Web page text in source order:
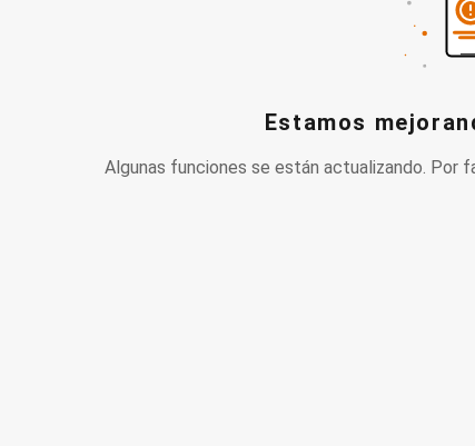
Estamos
Algunas funciones se están actualizando. Por